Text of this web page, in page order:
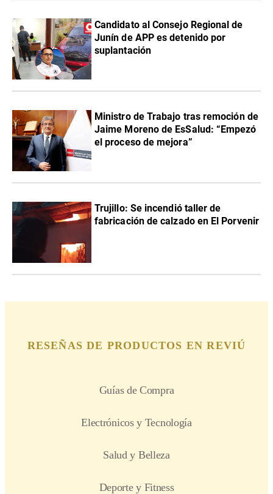
Candidato al Consejo Regional de
Junín de APP es detenido por
suplantación
Ministro de Trabajo tras remoción de
Jaime Moreno de EsSalud: “Empezó
el proceso de mejora”
Trujillo: Se incendió taller de
fabricación de calzado en El Porvenir